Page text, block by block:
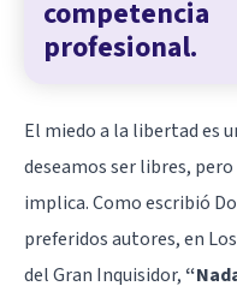
competencia
profesional.
El miedo a la libertad es
deseamos ser libres,
implica. Como escribió
preferidos autores, en
del Gran Inquisidor,